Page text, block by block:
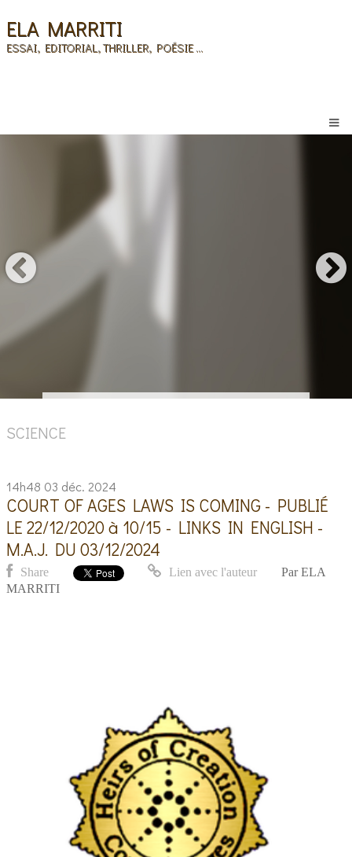
ELA MARRITI
ESSAI, EDITORIAL, THRILLER, POÉSIE ...
SCIENCE
14h48 03 déc. 2024
COURT OF AGES LAWS IS COMING - PUBLIÉ
LE 22/12/2020 à 10/15 - LINKS IN ENGLISH -
M.A.J. DU 03/12/2024
Share Lien avec l'auteur Par ELA
MARRITI